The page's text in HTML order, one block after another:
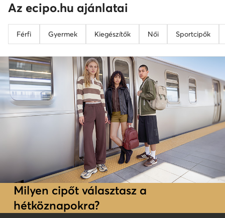
Az ecipo.hu ajánlatai
Férfi Gyermek Kiegészítők Női Sportcipők
Milyen cipőt választasz a
hétköznapokra?